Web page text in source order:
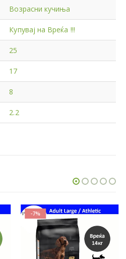
Возрасни кучиња
Купувај на Вреќа !!!
25
17
8
2.2
-7%